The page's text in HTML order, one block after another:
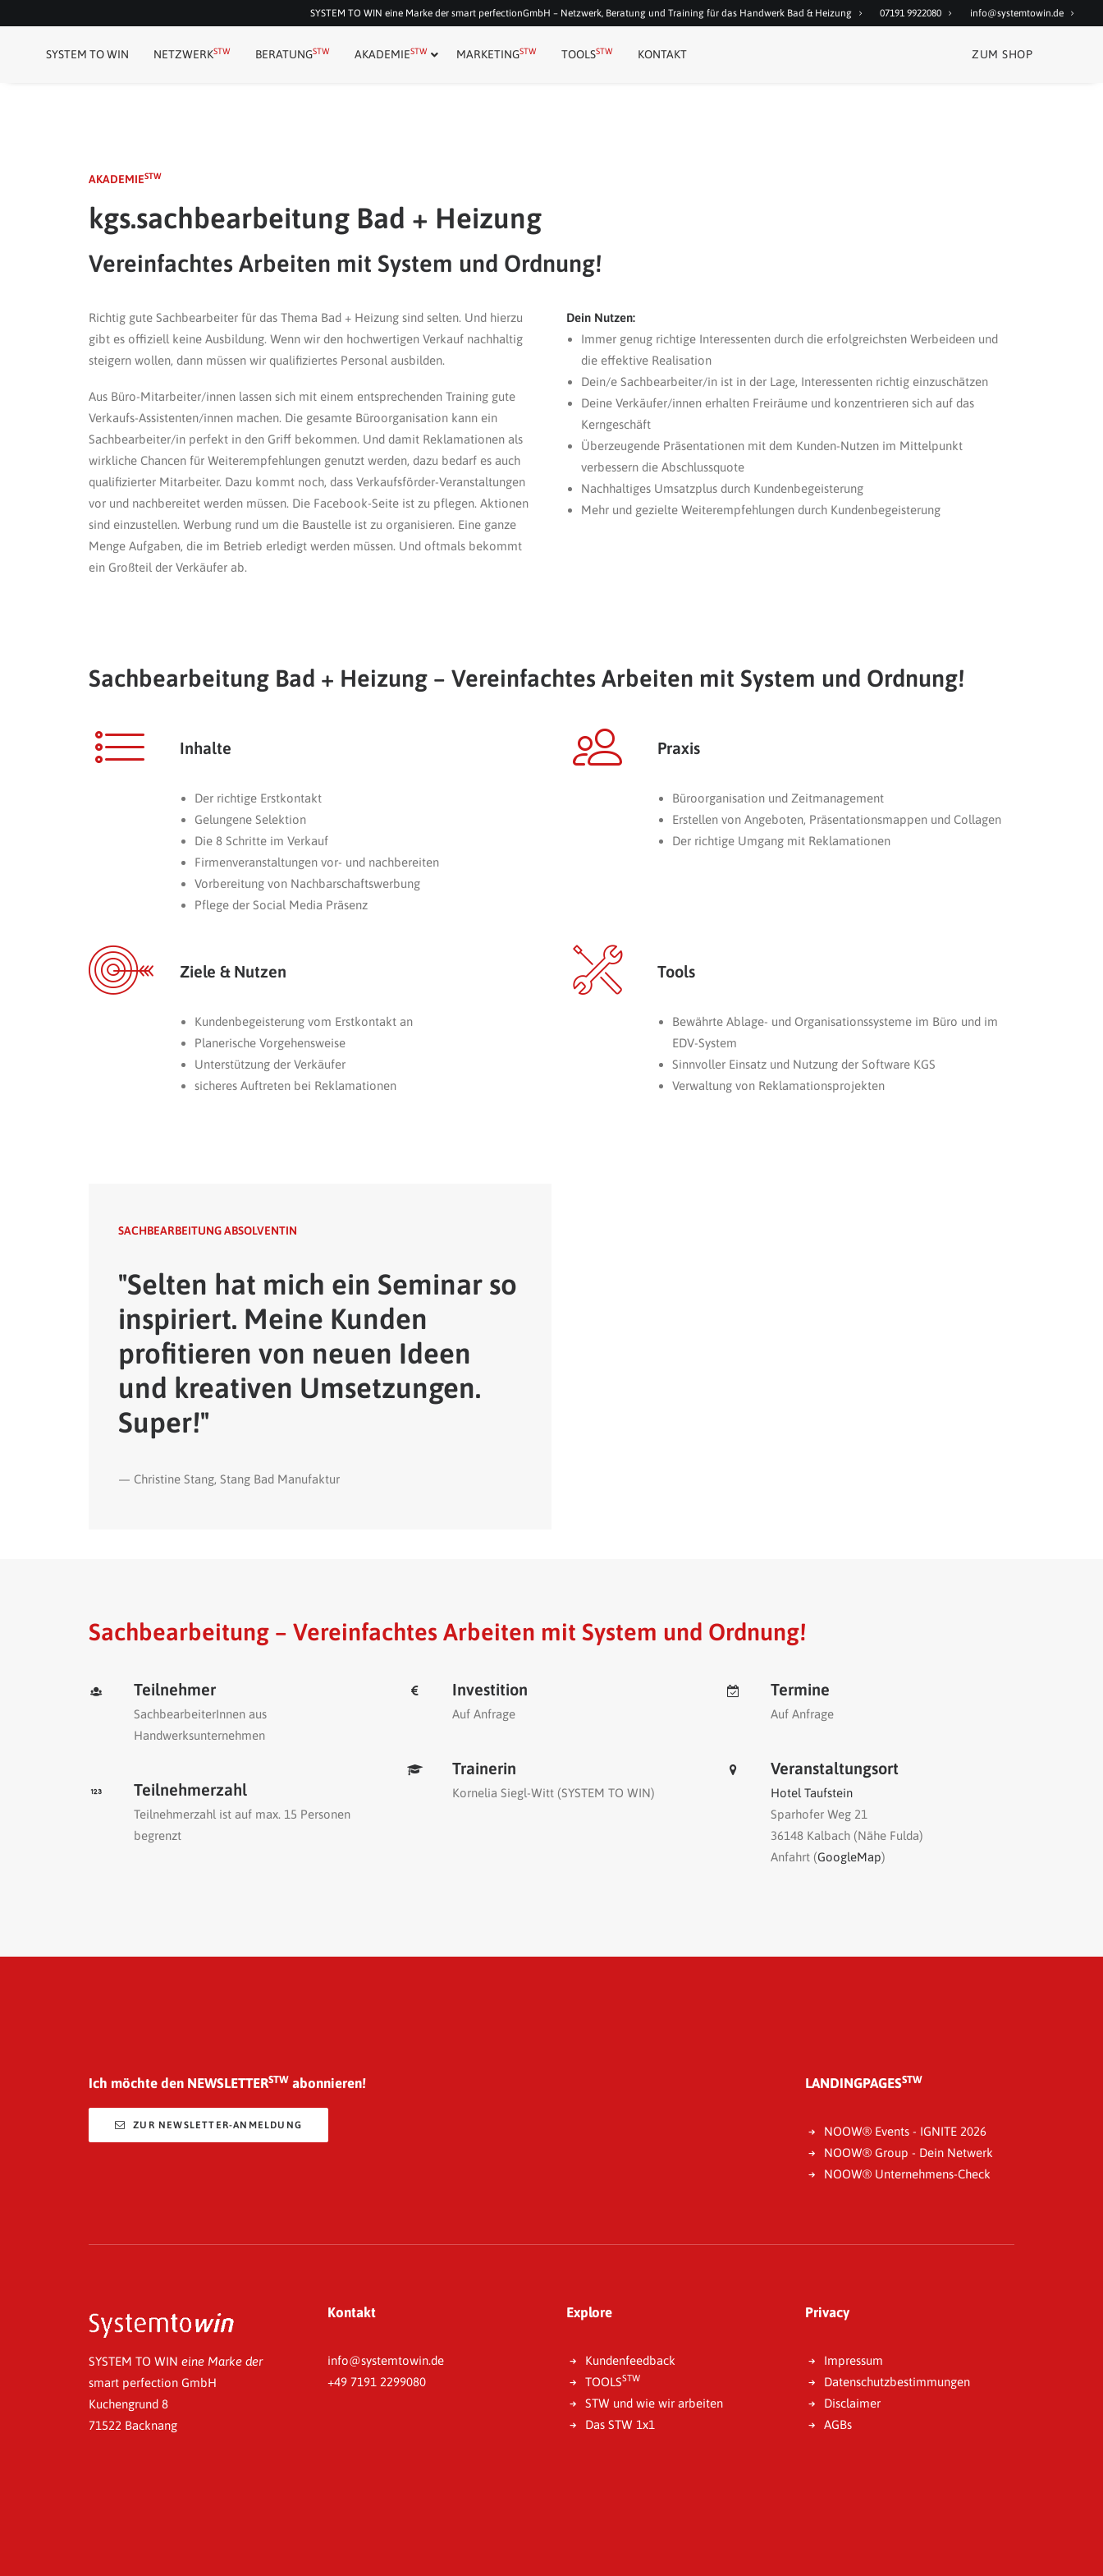
SYSTEM TO WIN eine Marke der smart perfectionGmbH – Netzwerk, Beratung und Training für das Handwerk Bad & Heizung 07191 9922080 info@systemtowin.de
SYSTEM TO WIN NETZWERKSTW BERATUNGSTW AKADEMIESTW MARKETINGSTW TOOLSSTW KONTAKT ZUM SHOP
AKADEMIESTW
kgs.sachbearbeitung Bad + Heizung
Vereinfachtes Arbeiten mit System und Ordnung!
Richtig gute Sachbearbeiter für das Thema Bad + Heizung sind selten. Und hierzu
gibt es offiziell keine Ausbildung. Wenn wir den hochwertigen Verkauf nachhaltig
steigern wollen, dann müssen wir qualifiziertes Personal ausbilden.
Aus Büro-Mitarbeiter/innen lassen sich mit einem entsprechenden Training gute
Verkaufs-Assistenten/innen machen. Die gesamte Büroorganisation kann ein
Sachbearbeiter/in perfekt in den Griff bekommen. Und damit Reklamationen als
wirkliche Chancen für Weiterempfehlungen genutzt werden, dazu bedarf es auch
qualifizierter Mitarbeiter. Dazu kommt noch, dass Verkaufsförder-Veranstaltungen
vor und nachbereitet werden müssen. Die Facebook-Seite ist zu pflegen. Aktionen
sind einzustellen. Werbung rund um die Baustelle ist zu organisieren. Eine ganze
Menge Aufgaben, die im Betrieb erledigt werden müssen. Und oftmals bekommt
ein Großteil der Verkäufer ab.
Dein Nutzen:
Immer genug richtige Interessenten durch die erfolgreichsten Werbeideen und
die effektive Realisation
Dein/e Sachbearbeiter/in ist in der Lage, Interessenten richtig einzuschätzen
Deine Verkäufer/innen erhalten Freiräume und konzentrieren sich auf das
Kerngeschäft
Überzeugende Präsentationen mit dem Kunden-Nutzen im Mittelpunkt
verbessern die Abschlussquote
Nachhaltiges Umsatzplus durch Kundenbegeisterung
Mehr und gezielte Weiterempfehlungen durch Kundenbegeisterung
Sachbearbeitung Bad + Heizung – Vereinfachtes Arbeiten mit System und Ordnung!
Inhalte
Der richtige Erstkontakt
Gelungene Selektion
Die 8 Schritte im Verkauf
Firmenveranstaltungen vor- und nachbereiten
Vorbereitung von Nachbarschaftswerbung
Pflege der Social Media Präsenz
Praxis
Büroorganisation und Zeitmanagement
Erstellen von Angeboten, Präsentationsmappen und Collagen
Der richtige Umgang mit Reklamationen
Ziele & Nutzen
Kundenbegeisterung vom Erstkontakt an
Planerische Vorgehensweise
Unterstützung der Verkäufer
sicheres Auftreten bei Reklamationen
Tools
Bewährte Ablage- und Organisationssysteme im Büro und im
EDV-System
Sinnvoller Einsatz und Nutzung der Software KGS
Verwaltung von Reklamationsprojekten
SACHBEARBEITUNG ABSOLVENTIN
"Selten hat mich ein Seminar so
inspiriert. Meine Kunden
profitieren von neuen Ideen
und kreativen Umsetzungen.
Super!"
— Christine Stang, Stang Bad Manufaktur
Sachbearbeitung – Vereinfachtes Arbeiten mit System und Ordnung!
Teilnehmer
SachbearbeiterInnen aus
Handwerksunternehmen
Teilnehmerzahl
Teilnehmerzahl ist auf max. 15 Personen
begrenzt
Investition
Auf Anfrage
Trainerin
Kornelia Siegl-Witt (SYSTEM TO WIN)
Termine
Auf Anfrage
Veranstaltungsort
Hotel Taufstein
Sparhofer Weg 21
36148 Kalbach (Nähe Fulda)
Anfahrt (GoogleMap)
Ich möchte den NEWSLETTERSTW abonnieren!
ZUR NEWSLETTER-ANMELDUNG
LANDINGPAGESSTW
NOOW® Events - IGNITE 2026
NOOW® Group - Dein Netwerk
NOOW® Unternehmens-Check
SYSTEM TO WIN eine Marke der
smart perfection GmbH
Kuchengrund 8
71522 Backnang
Kontakt
info@systemtowin.de
+49 7191 2299080
Explore
Kundenfeedback
TOOLSSTW
STW und wie wir arbeiten
Das STW 1x1
Privacy
Impressum
Datenschutzbestimmungen
Disclaimer
AGBs